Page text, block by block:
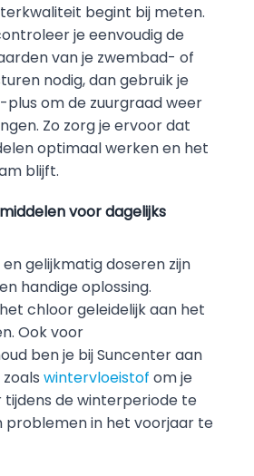
begint bij meten.
je eenvoudig de
van je zwembad- of
nodig, dan gebruik je
plus om de zuurgraad weer
Zo zorg je ervoor dat
optimaal werken en het
blijft.
voor dagelijks
gelijkmatig doseren zijn
handige oplossing.
chloor geleidelijk aan het
Ook voor
ben je bij Suncenter aan
wintervloeistof om je
de winterperiode te
problemen in het voorjaar te